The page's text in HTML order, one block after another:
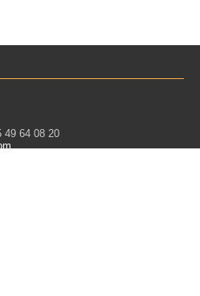
49 64 08 20